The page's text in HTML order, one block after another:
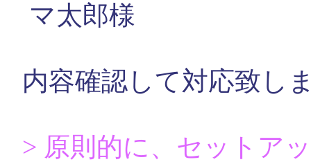
マ太郎様
内容確認して対応致し
> 原則的に、セットア